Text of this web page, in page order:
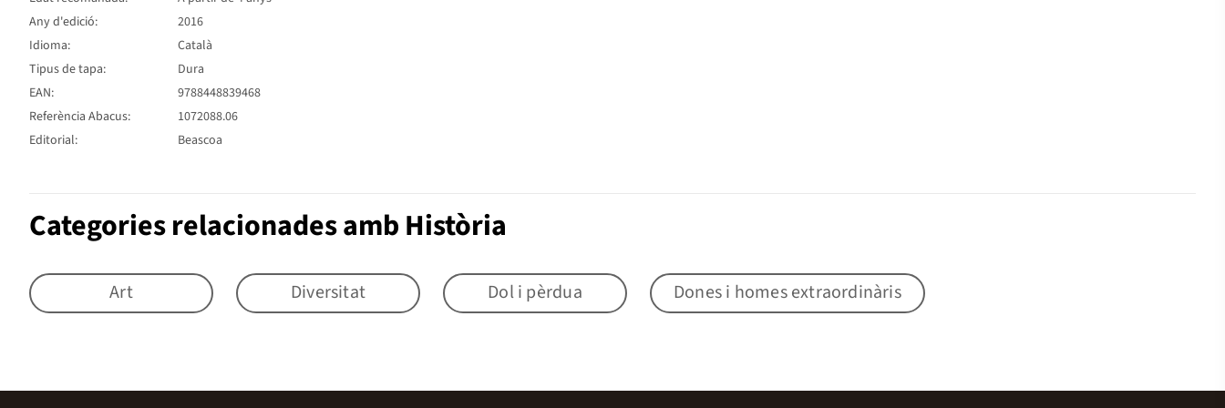
Any d'edició:
2016
Idioma:
Català
Tipus de tapa:
Dura
EAN:
9788448839468
Referència Abacus:
1072088.06
Editorial:
Beascoa
Categories relacionades amb Història
Art Diversitat Dol i pèrdua Dones i homes extraordinàris